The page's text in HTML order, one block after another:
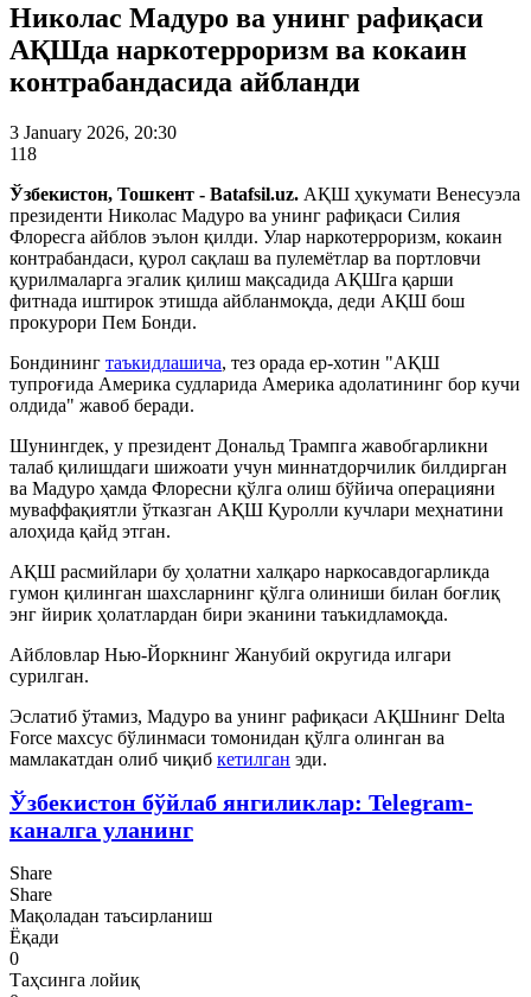
Николас Мадуро ва унинг рафиқаси
АҚШда наркотерроризм ва кокаин
контрабандасида айбланди
3 January 2026, 20:30
118
Ўзбекистон, Тошкент - Batafsil.uz. АҚШ ҳукумати Венесуэла
президенти Николас Мадуро ва унинг рафиқаси Силия
Флоресга айблов эълон қилди. Улар наркотерроризм, кокаин
контрабандаси, қурол сақлаш ва пулемётлар ва портловчи
қурилмаларга эгалик қилиш мақсадида АҚШга қарши
фитнада иштирок этишда айбланмоқда, деди АҚШ бош
прокурори Пем Бонди.
Бондининг таъкидлашича, тез орада ер-хотин "АҚШ
тупроғида Америка судларида Америка адолатининг бор кучи
олдида" жавоб беради.
Шунингдек, у президент Дональд Трампга жавобгарликни
талаб қилишдаги шижоати учун миннатдорчилик билдирган
ва Мадуро ҳамда Флоресни қўлга олиш бўйича операцияни
муваффақиятли ўтказган АҚШ Қуролли кучлари меҳнатини
алоҳида қайд этган.
АҚШ расмийлари бу ҳолатни халқаро наркосавдогарликда
гумон қилинган шахсларнинг қўлга олиниши билан боғлиқ
энг йирик ҳолатлардан бири эканини таъкидламоқда.
Айбловлар Нью-Йоркнинг Жанубий округида илгари
сурилган.
Эслатиб ўтамиз, Мадуро ва унинг рафиқаси АҚШнинг Delta
Force махсус бўлинмаси томонидан қўлга олинган ва
мамлакатдан олиб чиқиб кетилган эди.
Ўзбекистон бўйлаб янгиликлар: Telegram-
каналга уланинг
Share
Share
Мақоладан таъсирланиш
Ёқади
0
Таҳсинга лойиқ